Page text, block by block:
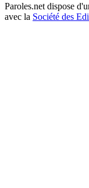
Paroles.net dispose
avec la Société des